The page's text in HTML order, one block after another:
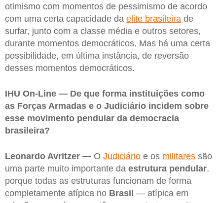
otimismo com momentos de pessimismo de acordo
com uma certa capacidade da elite brasileira de
surfar, junto com a classe média e outros setores,
durante momentos democráticos. Mas há uma certa
possibilidade, em última instância, de reversão
desses momentos democráticos.
IHU On-Line — De que forma instituições como
as Forças Armadas e o Judiciário incidem sobre
esse movimento pendular da democracia
brasileira?
Leonardo Avritzer — O Judiciário e os militares são
uma parte muito importante da estrutura pendular,
porque todas as estruturas funcionam de forma
completamente atípica no Brasil — atípica em